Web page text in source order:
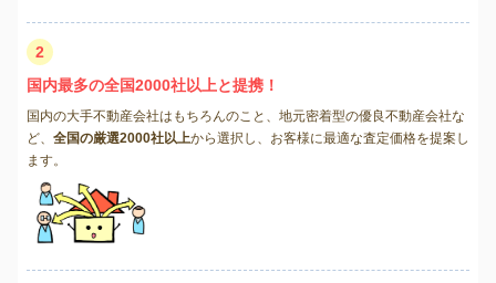
2
国内最多の全国2000社以上と提携！
国内の大手不動産会社はもちろんのこと、地元密着型の優良不動産会社な
ど、 全国の厳選2000社以上から選択し、お客様に最適な査定価格を提案し
ます。